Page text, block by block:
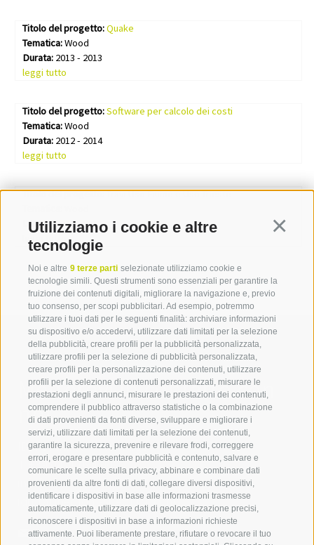
Utilizziamo i cookie e altre
tecnologie
Noi e altre 9 terze parti selezionate utilizziamo cookie e
tecnologie simili. Questi strumenti sono essenziali per garantire la
fruizione dei contenuti digitali, migliorare la navigazione e, previo
tuo consenso, per scopi pubblicitari. Ad esempio, potremmo
utilizzare i tuoi dati per le seguenti finalità: archiviare informazioni
su dispositivo e/o accedervi, utilizzare dati limitati per la selezione
della pubblicità, creare profili per la pubblicità personalizzata,
utilizzare profili per la selezione di pubblicità personalizzata,
creare profili per la personalizzazione dei contenuti, utilizzare
profili per la selezione di contenuti personalizzati, misurare le
prestazioni degli annunci, misurare le prestazioni dei contenuti,
comprendere il pubblico attraverso statistiche o la combinazione
di dati provenienti da fonti diverse, sviluppare e migliorare i
servizi, utilizzare dati limitati per la selezione dei contenuti,
garantire la sicurezza, prevenire e rilevare frodi, correggere
errori, erogare e presentare pubblicità e contenuto, salvare e
comunicare le scelte sulla privacy, abbinare e combinare dati
provenienti da altre fonti di dati, collegare diversi dispositivi,
identificare i dispositivi in base alle informazioni trasmesse
automaticamente, utilizzare dati di geolocalizzazione precisi,
riconoscere i dispositivi in base a informazioni richieste
attivamente. Puoi liberamente prestare, rifiutare o revocare il tuo
Titolo del progetto:Quake
Tematica:Wood
Durata: 2013 - 2013
leggi tutto
Titolo del progetto:Software per calcolo dei costi
Tematica:Wood
Durata: 2012 - 2014
leggi tutto
Titolo del progetto:Travi Uso Fiume e Uso Trieste
Durata:2012 - 2013
leggi tutto
Mettetevi in contatto con
noi
IDM Südtirol - Alto Adige
+39 0471 094 000
info[at]idm-suedtirol.com
idm[at]pec.idm-suedtirol.com
SCRIVICI